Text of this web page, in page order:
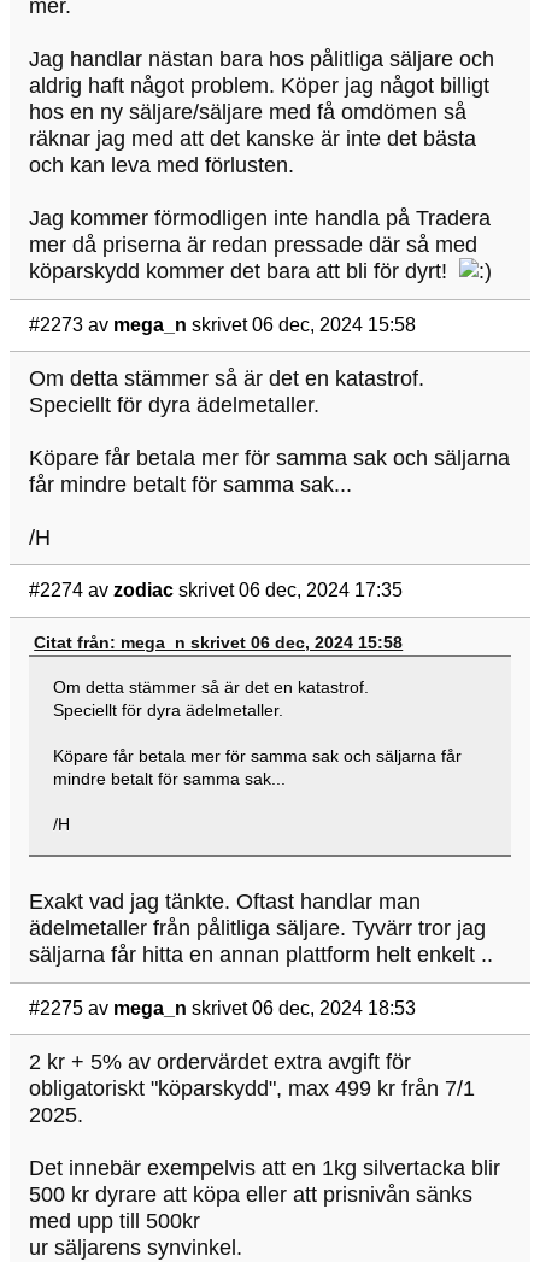
mer.
Jag handlar nästan bara hos pålitliga säljare och
aldrig haft något problem. Köper jag något billigt
hos en ny säljare/säljare med få omdömen så
räknar jag med att det kanske är inte det bästa
och kan leva med förlusten.
Jag kommer förmodligen inte handla på Tradera
mer då priserna är redan pressade där så med
köparskydd kommer det bara att bli för dyrt!
#2273 av mega_n skrivet 06 dec, 2024 15:58
Om detta stämmer så är det en katastrof.
Speciellt för dyra ädelmetaller.
Köpare får betala mer för samma sak och säljarna
får mindre betalt för samma sak...
/H
#2274 av zodiac skrivet 06 dec, 2024 17:35
Citat från: mega_n skrivet 06 dec, 2024 15:58
Om detta stämmer så är det en katastrof.
Speciellt för dyra ädelmetaller.
Köpare får betala mer för samma sak och säljarna får
mindre betalt för samma sak...
/H
Exakt vad jag tänkte. Oftast handlar man
ädelmetaller från pålitliga säljare. Tyvärr tror jag
säljarna får hitta en annan plattform helt enkelt ..
#2275 av mega_n skrivet 06 dec, 2024 18:53
2 kr + 5% av ordervärdet extra avgift för
obligatoriskt "köparskydd", max 499 kr från 7/1
2025.
Det innebär exempelvis att en 1kg silvertacka blir
500 kr dyrare att köpa eller att prisnivån sänks
med upp till 500kr
ur säljarens synvinkel.